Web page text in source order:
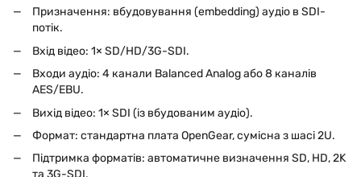
Призначення: вбудовування (embedding) аудіо в SDI-
потік.
Вхід відео: 1× SD/HD/3G-SDI.
Входи аудіо: 4 канали Balanced Analog або 8 каналів
AES/EBU.
Вихід відео: 1× SDI (із вбудованим аудіо).
Формат: стандартна плата OpenGear, сумісна з шасі 2U.
Підтримка форматів: автоматичне визначення SD, HD, 2K